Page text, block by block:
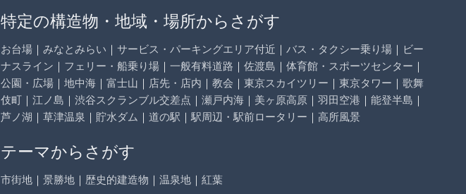
特定の構造物・地域・場所からさがす
お台場 ｜ みなとみらい ｜ サービス・パーキングエリア付近 ｜ バス・タクシー乗り場 ｜ ビー
ナスライン ｜ フェリー・船乗り場 ｜ 一般有料道路 ｜ 佐渡島 ｜ 体育館・スポーツセンター ｜
公園・広場 ｜ 地中海 ｜ 富士山 ｜ 店先・店内 ｜ 教会 ｜ 東京スカイツリー ｜ 東京タワー ｜ 歌舞
伎町 ｜ 江ノ島 ｜ 渋谷スクランブル交差点 ｜ 瀬戸内海 ｜ 美ヶ原高原 ｜ 羽田空港 ｜ 能登半島 ｜
芦ノ湖 ｜ 草津温泉 ｜ 貯水ダム ｜ 道の駅 ｜ 駅周辺・駅前ロータリー ｜ 高所風景
テーマからさがす
市街地 ｜ 景勝地 ｜ 歴史的建造物 ｜ 温泉地 ｜ 紅葉